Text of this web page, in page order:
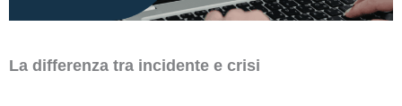
La differenza tra incidente e crisi